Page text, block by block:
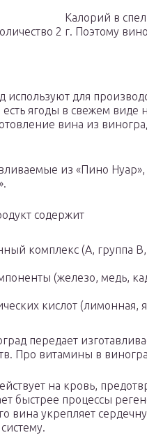
Калорий в
2 г. Поэтому
используют для
есть ягоды в свежем виде
вина из
из «Пино
содержит
комплекс (А, группа
(железо, медь,
кислот (лимонная,
передает
Про витамины в
на кровь,
быстрее процессы
вина укрепляет